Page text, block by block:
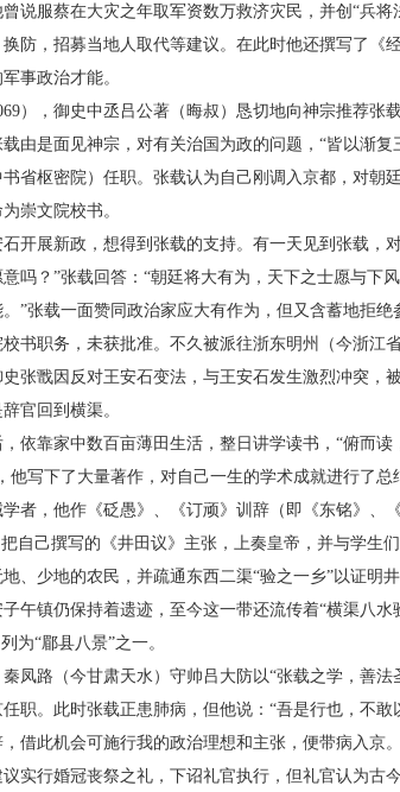
说服蔡在大灾之年取军资数万救济灾民，并创“兵
防，招募当地人取代等建议。在此时他还撰写了《
事政治才能。
，御史中丞吕公著（晦叔）恳切地向神宗推荐张
由是面见神宗，对有关治国为政的问题，“皆以渐
省枢密院）任职。张载认为自己刚调入京都，对朝
崇文院校书。
展新政，想得到张载的支持。有一天见到张载，
吗？”张载回答：“朝廷将大有为，天下之士愿与下
”张载一面赞同政治家应大有作为，但又含蓄地拒
书职务，未获批准。不久被派往浙东明州（今浙江
张戬因反对王安石变法，与王安石发生激烈冲突，
官回到横渠。
靠家中数百亩薄田生活，整日讲学读书，“俯而读
写下了大量著作，对自己一生的学术成就进行了总
者，他作《砭愚》、《订顽》训辞（即《东铭》、
自己撰写的《井田议》主张，上奏皇帝，并与学生
、少地的农民，并疏通东西二渠“验之一乡”以证明
午镇仍保持着遗迹，至今这一带还流传着“横渠八
为“郿县八景”之一。
路（今甘肃天水）守帅吕大防以“张载之学，善法
职。此时张载正患肺病，但他说：“吾是行也，不
借此机会可施行我的政治理想和主张，便带病入京
实行婚冠丧祭之礼，下诏礼官执行，但礼官认为古